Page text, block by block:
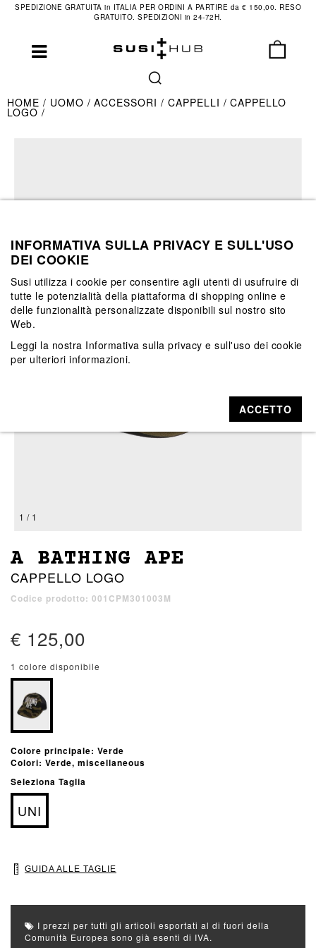
SPEDIZIONE GRATUITA in ITALIA PER ORDINI A PARTIRE da € 150,00. RESO
GRATUITO. SPEDIZIONI in 24-72H.
HOME UOMO ACCESSORI CAPPELLI CAPPELLO
LOGO
1 / 1
A BATHING APE
CAPPELLO LOGO
Codice prodotto: 001CPM301003M
€ 125,00
1 colore disponibile
Colore principale: Verde
Colori: Verde, miscellaneous
Seleziona Taglia
UNI
GUIDA ALLE TAGLIE
I prezzi per tutti gli articoli esportati al di fuori della
Comunità Europea sono già esenti di IVA.
INFORMATIVA SULLA PRIVACY E SULL'USO
DEI COOKIE
Susi utilizza i cookie per consentire agli utenti di usufruire di
tutte le potenzialità della piattaforma di shopping online e
delle funzionalità personalizzate disponibili sul nostro sito
Web.
Leggi la nostra Informativa sulla privacy e sull'uso dei cookie
per ulteriori informazioni.
ACCETTO